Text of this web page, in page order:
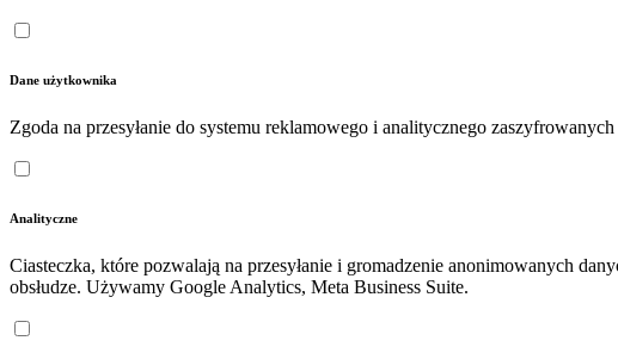
Dane użytkownika
Zgoda na przesyłanie do systemu reklamowego i analitycznego
Analityczne
Ciasteczka, które pozwalają na przesyłanie i gromadzenie anonimowanych
obsłudze. Używamy Google Analytics, Meta Business Suite.